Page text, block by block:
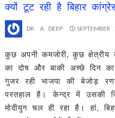
क्यों टूट रही है बिहार
DR. A DEEP
कुछ अपनी कमजोरी, कुछ क्षेत्रीय
का दोष और बाकी अच्छे दिन
गुजर रही भाजपा की बेजोड़
पस्तहाल है। केन्द्र में उसकी
मोदीयुग चल ही रहा है। हां,